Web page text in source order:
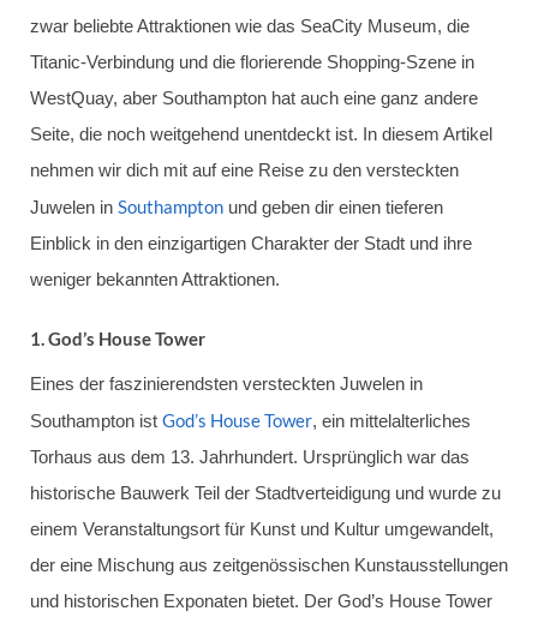
zwar beliebte Attraktionen wie das SeaCity Museum, die
Titanic-Verbindung und die florierende Shopping-Szene in
WestQuay, aber Southampton hat auch eine ganz andere
Seite, die noch weitgehend unentdeckt ist. In diesem Artikel
nehmen wir dich mit auf eine Reise zu den versteckten
Juwelen in Southampton und geben dir einen tieferen
Einblick in den einzigartigen Charakter der Stadt und ihre
weniger bekannten Attraktionen.
1.God’s House Tower
Eines der faszinierendsten versteckten Juwelen in
Southampton ist God’s House Tower, ein mittelalterliches
Torhaus aus dem 13. Jahrhundert. Ursprünglich war das
historische Bauwerk Teil der Stadtverteidigung und wurde zu
einem Veranstaltungsort für Kunst und Kultur umgewandelt,
der eine Mischung aus zeitgenössischen Kunstausstellungen
und historischen Exponaten bietet. Der God’s House Tower